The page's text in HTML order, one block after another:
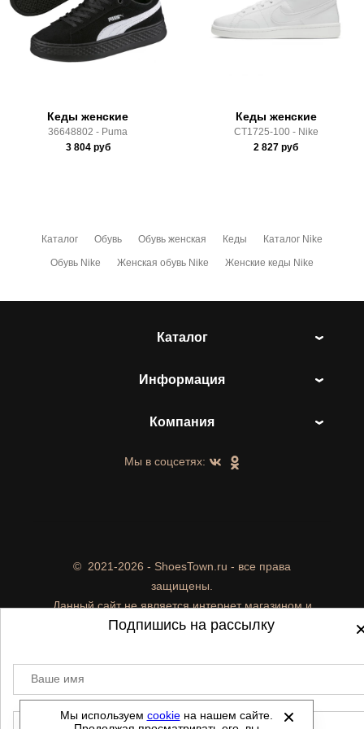
Здесь вы можете более детально ознакомиться с
условиями
оплатыидоставки
Кеды женские
36648802 - Puma
3 804руб
Кеды женские
CT1725-100 - Nike
2 827 руб
Каталог Обувь Обувь женская Кеды Каталог Nike
Обувь Nike Женская обувь Nike Женские кеды Nike
Каталог
Информация
Компания
Мы в соцсетях:
© 2021-2026 - ShoesTown.ru - все права
защищены.
Данный сайт не является интернет магазином и
не является публичной офертой.
Автоматизировано -
Мы используем cookieна нашем сайте.
Подпишись на рассылку
Ваше имя